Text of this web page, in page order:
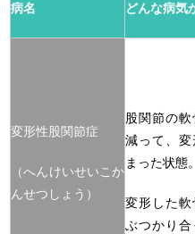
病名 どんな病気
変形性股関節症
（へんけいせいこか
んせつしょう）
股関節の軟
減って、変
まった状態。
変形した軟
ぶつかり合